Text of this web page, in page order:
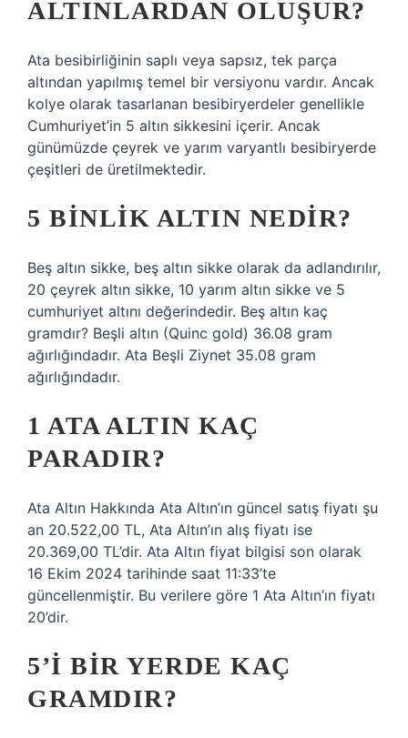
ALTINLARDAN OLUŞUR?
Ata besibirliğinin saplı veya sapsız, tek parça
altından yapılmış temel bir versiyonu vardır. Ancak
kolye olarak tasarlanan besibiryerdeler genellikle
Cumhuriyet’in 5 altın sikkesini içerir. Ancak
günümüzde çeyrek ve yarım varyantlı besibiryerde
çeşitleri de üretilmektedir.
5 BINLIK ALTIN NEDIR?
Beş altın sikke, beş altın sikke olarak da adlandırılır,
20 çeyrek altın sikke, 10 yarım altın sikke ve 5
cumhuriyet altını değerindedir. Beş altın kaç
gramdır? Beşli altın (Quinc gold) 36.08 gram
ağırlığındadır. Ata Beşli Ziynet 35.08 gram
ağırlığındadır.
1 ATA ALTIN KAÇ
PARADIR?
Ata Altın Hakkında Ata Altın’ın güncel satış fiyatı şu
an 20.522,00 TL, Ata Altın’ın alış fiyatı ise
20.369,00 TL’dir. Ata Altın fiyat bilgisi son olarak
16 Ekim 2024 tarihinde saat 11:33’te
güncellenmiştir. Bu verilere göre 1 Ata Altın’ın fiyatı
20’dir.
5’I BIR YERDE KAÇ
GRAMDIR?